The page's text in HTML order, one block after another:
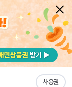
사용권